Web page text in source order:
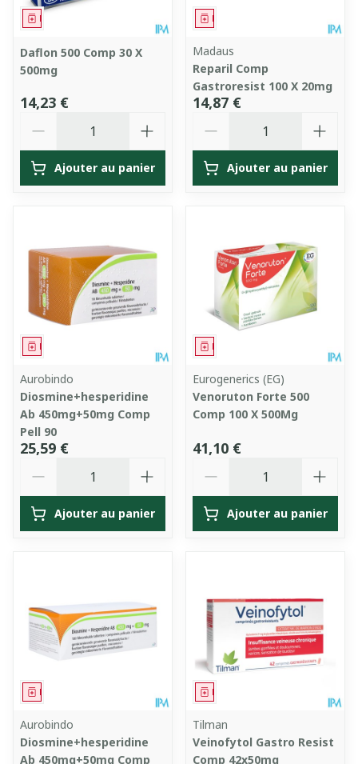
Médicament
Daflon 500 Comp 30 X
500mg
14,23 €
Ajouter au panier
Médicament
Madaus
Reparil Comp
Gastroresist 100 X 20mg
14,87 €
Ajouter au panier
Médicament
Aurobindo
Diosmine+hesperidine
Ab 450mg+50mg Comp
Pell 90
25,59 €
Ajouter au panier
Médicament
Eurogenerics (EG)
Venoruton Forte 500
Comp 100 X 500Mg
41,10 €
Ajouter au panier
Médicament
Aurobindo
Diosmine+hesperidine
Ab 450mg+50mg Comp
Médicament
Tilman
Veinofytol Gastro Resist
Comp 42x50mg